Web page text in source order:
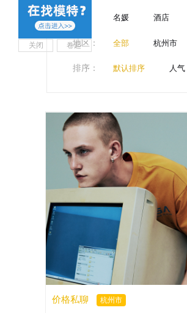
关闭 卷起
名媛 酒店
地区 ： 全部 杭州市
排序 ： 默认排序 人气
价格私聊 杭州市